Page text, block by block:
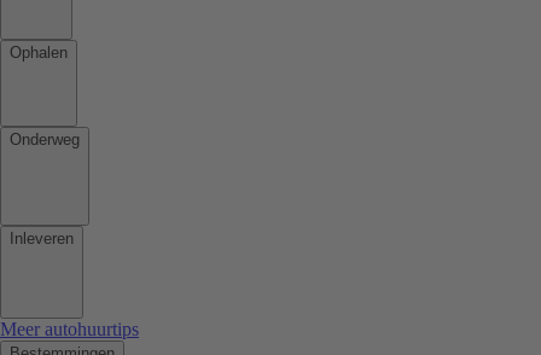
Ophalen
Onderweg
Inleveren
Meer autohuurtips